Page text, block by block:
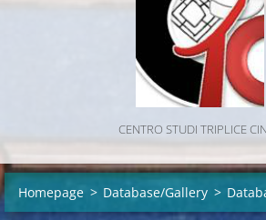
CENTRO STUDI TRIPLICE
Homepage > Database/Gallery >